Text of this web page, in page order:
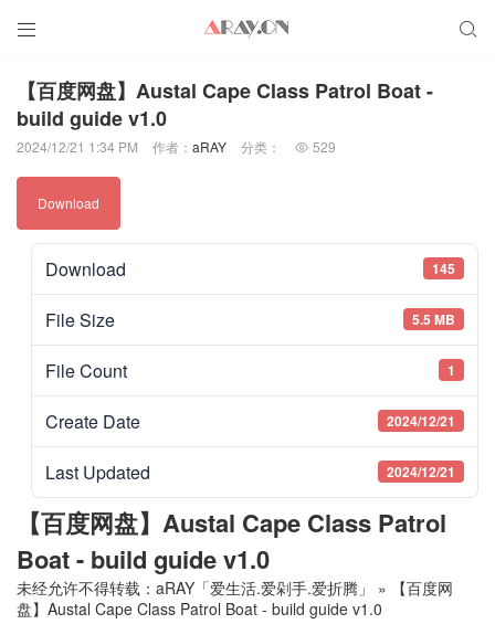
 
【百度网盘】Austal Cape Class Patrol Boat -
build guide v1.0
2024/12/21 1:34 PM 作者： aRAY 分类：  529
Download
Download 145
File Size 5.5 MB
File Count 1
Create Date 2024/12/21
Last Updated 2024/12/21
【百度网盘】Austal Cape Class Patrol
Boat - build guide v1.0
未经允许不得转载： aRAY「爱生活.爱剁手.爱折腾」 »
【百度网
盘】Austal Cape Class Patrol Boat - build guide v1.0